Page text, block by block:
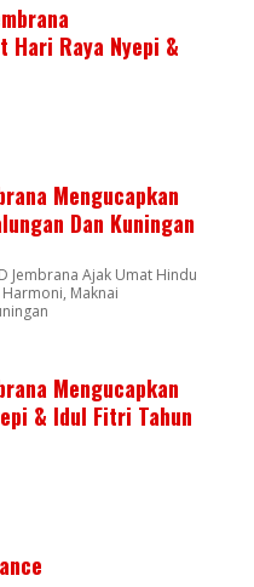
Hari Raya Nyepi &
Mengucapkan
Dan Kuningan
Jembrana Ajak Umat Hindu
Maknai
Mengucapkan
& Idul Fitri Tahun